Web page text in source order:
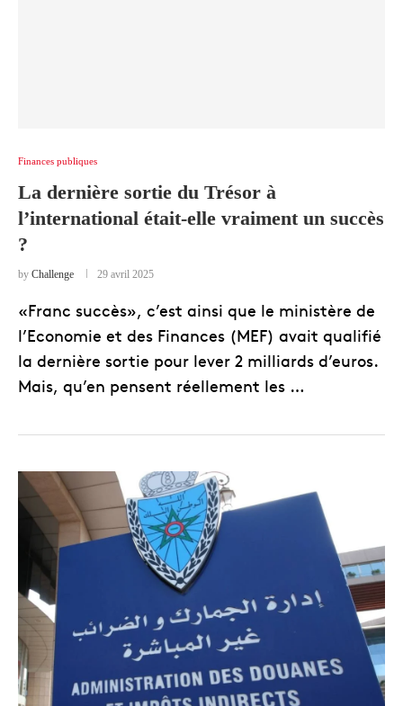
Finances publiques
La dernière sortie du Trésor à
l’international était-elle vraiment un succès
?
by Challenge 29 avril 2025
«Franc succès», c’est ainsi que le ministère de
l’Economie et des Finances (MEF) avait qualifié
la dernière sortie pour lever 2 milliards d’euros.
Mais, qu’en pensent réellement les …